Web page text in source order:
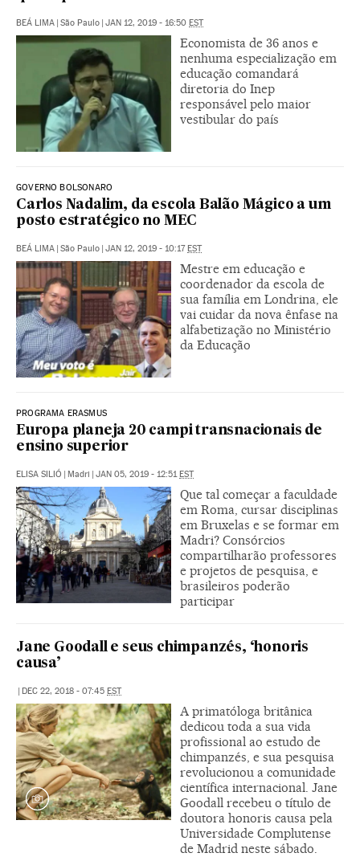
BEÁ LIMA | São Paulo | JAN 12, 2019 - 16:50 EST
Economista de 36 anos e
nenhuma especialização em
educação comandará
diretoria do Inep
responsável pelo maior
vestibular do país
GOVERNO BOLSONARO
Carlos Nadalim, da escola Balão Mágico a um
posto estratégico no MEC
BEÁ LIMA | São Paulo | JAN 12, 2019 - 10:17EST
Mestre em educação e
coordenador da escola de
sua família em Londrina, ele
vai cuidar da nova ênfase na
alfabetização no Ministério
da Educação
PROGRAMA ERASMUS
Europa planeja 20 campi transnacionais de
ensino superior
ELISA SILIÓ | Madri | JAN 05, 2019 - 12:51EST
Que tal começar a faculdade
em Roma, cursar disciplinas
em Bruxelas e se formar em
Madri? Consórcios
compartilharão professores
e projetos de pesquisa, e
brasileiros poderão
participar
Jane Goodall e seus chimpanzés, ‘honoris
causa’
| DEC 22, 2018 - 07:45 EST
A primatóloga britânica
dedicou toda a sua vida
profissional ao estudo de
chimpanzés, e sua pesquisa
revolucionou a comunidade
científica internacional. Jane
Goodall recebeu o título de
doutora honoris causa pela
Universidade Complutense
de Madrid neste sábado.